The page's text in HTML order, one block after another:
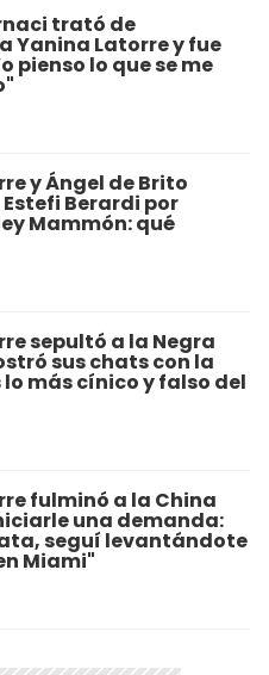
trató de
Yanina Latorre y fue
pienso lo que se me
y Ángel de Brito
Berardi por
Mammón: qué
sepultó a la Negra
sus chats con la
lo más cínico y falso del
fulminó a la China
una demanda:
seguí levantándote
Miami"